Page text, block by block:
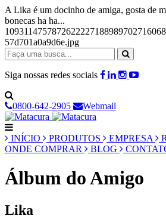
A Lika é um docinho de amiga, gosta de
bonecas ha ha...
57d701a0a9d6e.jpg
Siga nossas redes sociais
0800-642-2905 Webmail
INÍCIO PRODUTOS EMPRESA
ONDE COMPRAR
BLOG
Álbum do Amigo
Lika